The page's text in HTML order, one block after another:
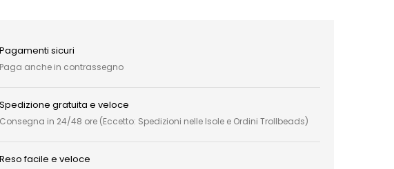
Pagamenti sicuri
Paga anche in contrassegno
Spedizione gratuita e veloce
Consegna in 24/48 ore (Eccetto: Spedizioni nelle Isole e Ordini Trollbeads)
Reso facile e veloce